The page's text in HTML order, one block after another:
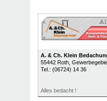
A. & Ch. Klein
55442 Roth,
Tel.: (06724) 14 36
Alles bedacht !